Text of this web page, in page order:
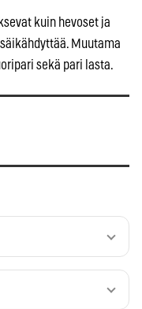
kuin hevoset ja
Muutama
sekä pari lasta.